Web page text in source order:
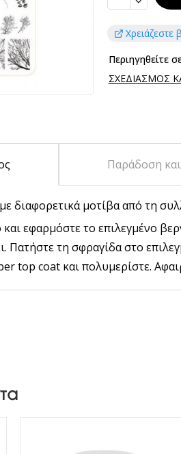
Χρειάζεστε
Περιηγηθείτε
ΣΧΕΔΙΑΣΜΟΣ
Παράδοση
διαφορετικά μοτίβα από τη
εφαρμόστε το επιλεγμένο
Πατήστε τη σφραγίδα στο
top coat και πολυμερίστε.